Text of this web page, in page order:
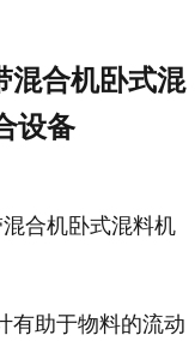
混合机卧式混
设备
合机卧式混料机
有助于物料的流动